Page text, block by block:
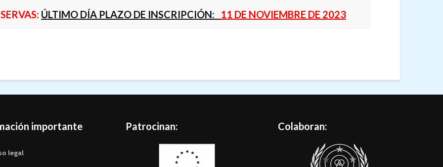
ÚLTIMO DÍA PLAZO DE INSCRIPCIÓN: 11 DE NOVIEMBRE DE 2023
importante
legal
Patrocinan: Colaboran: